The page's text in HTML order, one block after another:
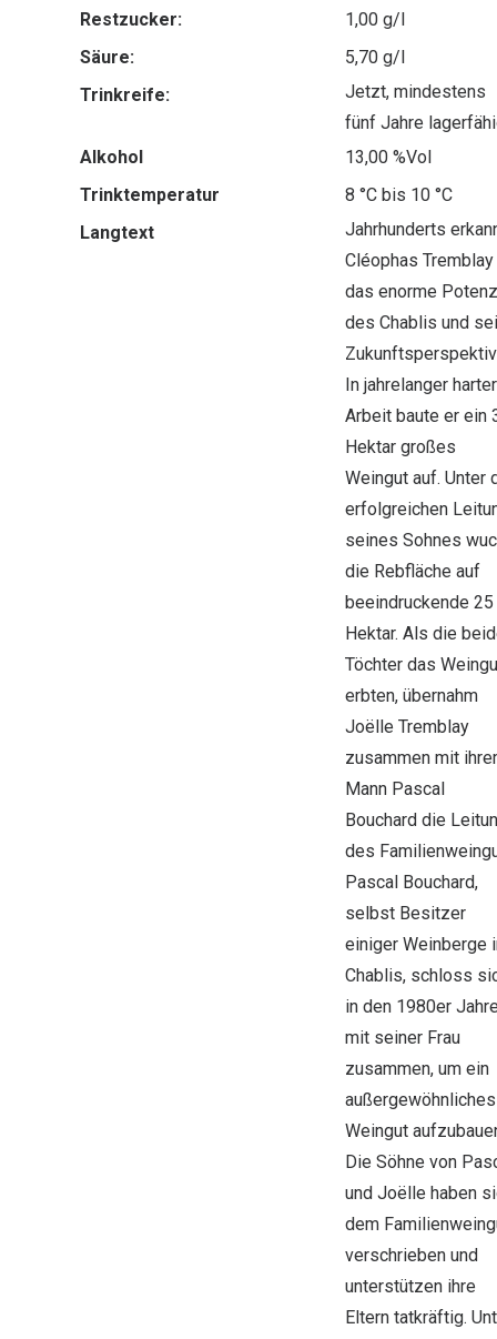
Restzucker:
1,00 g/l
Säure:
5,70 g/l
Trinkreife:
Jetzt, mindestens
fünf Jahre
Alkohol
13,00 %Vol
Trinktemperatur
8 °C bis 10 °C
Langtext
Jahrhunderts
Cléophas Tremblay
das enorme
des Chablis und
In jahrelanger harter
Arbeit baute er ein
Hektar großes
Weingut auf. Unter
erfolgreichen
seines Sohnes
die Rebfläche auf
beeindruckende 25
Hektar. Als die
Töchter das
erbten, übernahm
Joëlle Tremblay
zusammen mit
Mann Pascal
Bouchard die
des
Pascal Bouchard,
selbst Besitzer
einiger Weinberge
Chablis, schloss
in den 1980er
mit seiner Frau
zusammen, um ein
außergewöhnliches
Weingut
Die Söhne von
und Joëlle haben
dem
verschrieben und
unterstützen ihre
Eltern tatkräftig.